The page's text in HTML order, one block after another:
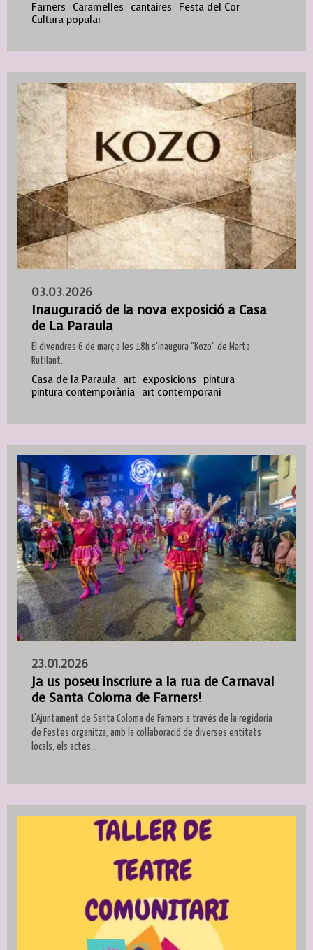
Farners Caramelles cantaires
Festa del Cor
Cultura popular
03.03.2026
Inauguració de la nova exposició a Casa
de La Paraula
El divendres 6 de març a les 18h s'inaugura "Kozo" de Marta
Rutllant.
Casa de la Paraula art exposicions pintura
pintura contemporània art contemporani
23.01.2026
Ja us poseu inscriure a la rua de Carnaval
de Santa Coloma de Farners!
L'Ajuntament de Santa Coloma de Farners a través de la regidoria
de Festes organitza, amb la col·laboració de diverses entitats
locals, els actes...